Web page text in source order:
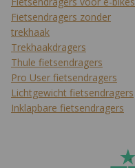
Fietsendragers zonder
trekhaak
Trekhaakdragers
Thule fietsendragers
Pro User fietsendragers
Lichtgewicht fietsendragers
Inklapbare fietsendragers